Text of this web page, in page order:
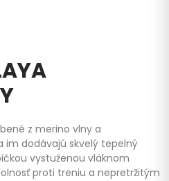
z merino vlny a
im dodávajú skvelý tepelný
vystuženou vláknom
proti treniu a nepretržitým